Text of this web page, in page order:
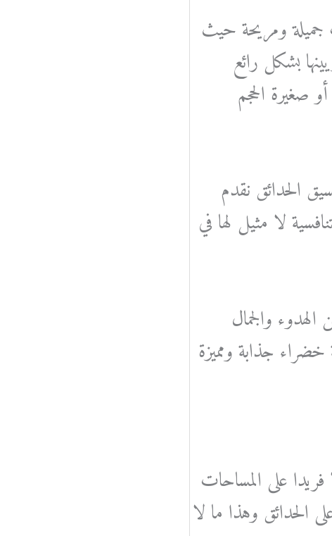
جميلة ومريحة حيث
بشكل رائع
صغيرة الحجم
الحدائق نقدم
لا مثيل لها في
والجمال
جذابة ومميزة
على المساحات
الحدائق وهذا ما لا